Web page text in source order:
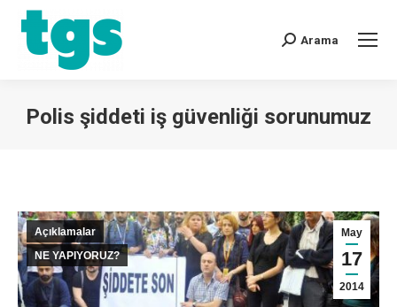
Arama
Polis şiddeti iş güvenliği sorunumuz
May
17
2014
Açıklamalar
NE YAPIYORUZ?